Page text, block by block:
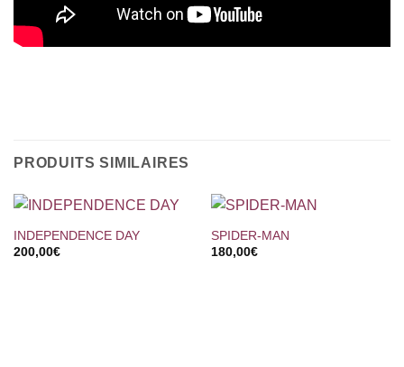
PRODUITS SIMILAIRES
INDEPENDENCE DAY
200,00€
SPIDER-MAN
180,00€